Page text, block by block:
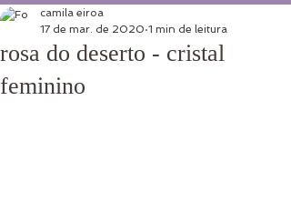
rosa do deserto - cristal
feminino
camila eiroa
17 de mar. de 2020 1 min de leitura